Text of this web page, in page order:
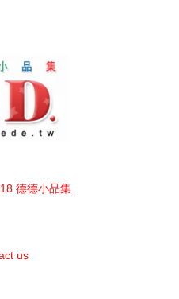
德德小品集.
us